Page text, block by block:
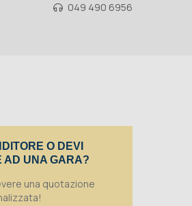
049 490 6956
O DEVI
AD UNA GARA?
una quotazione